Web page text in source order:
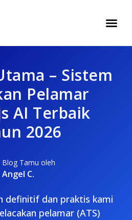
– Sistem
Pelamar
AI Terbaik
2026
Blog Tamu oleh
Angel C.
definitif dan praktis kami
pelamar (ATS)